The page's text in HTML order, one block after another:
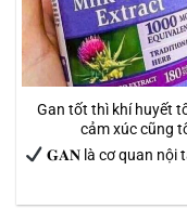
Gan tốt thì khí huyết
cảm xúc cũng
𝐆𝐀𝐍 là cơ quan nội